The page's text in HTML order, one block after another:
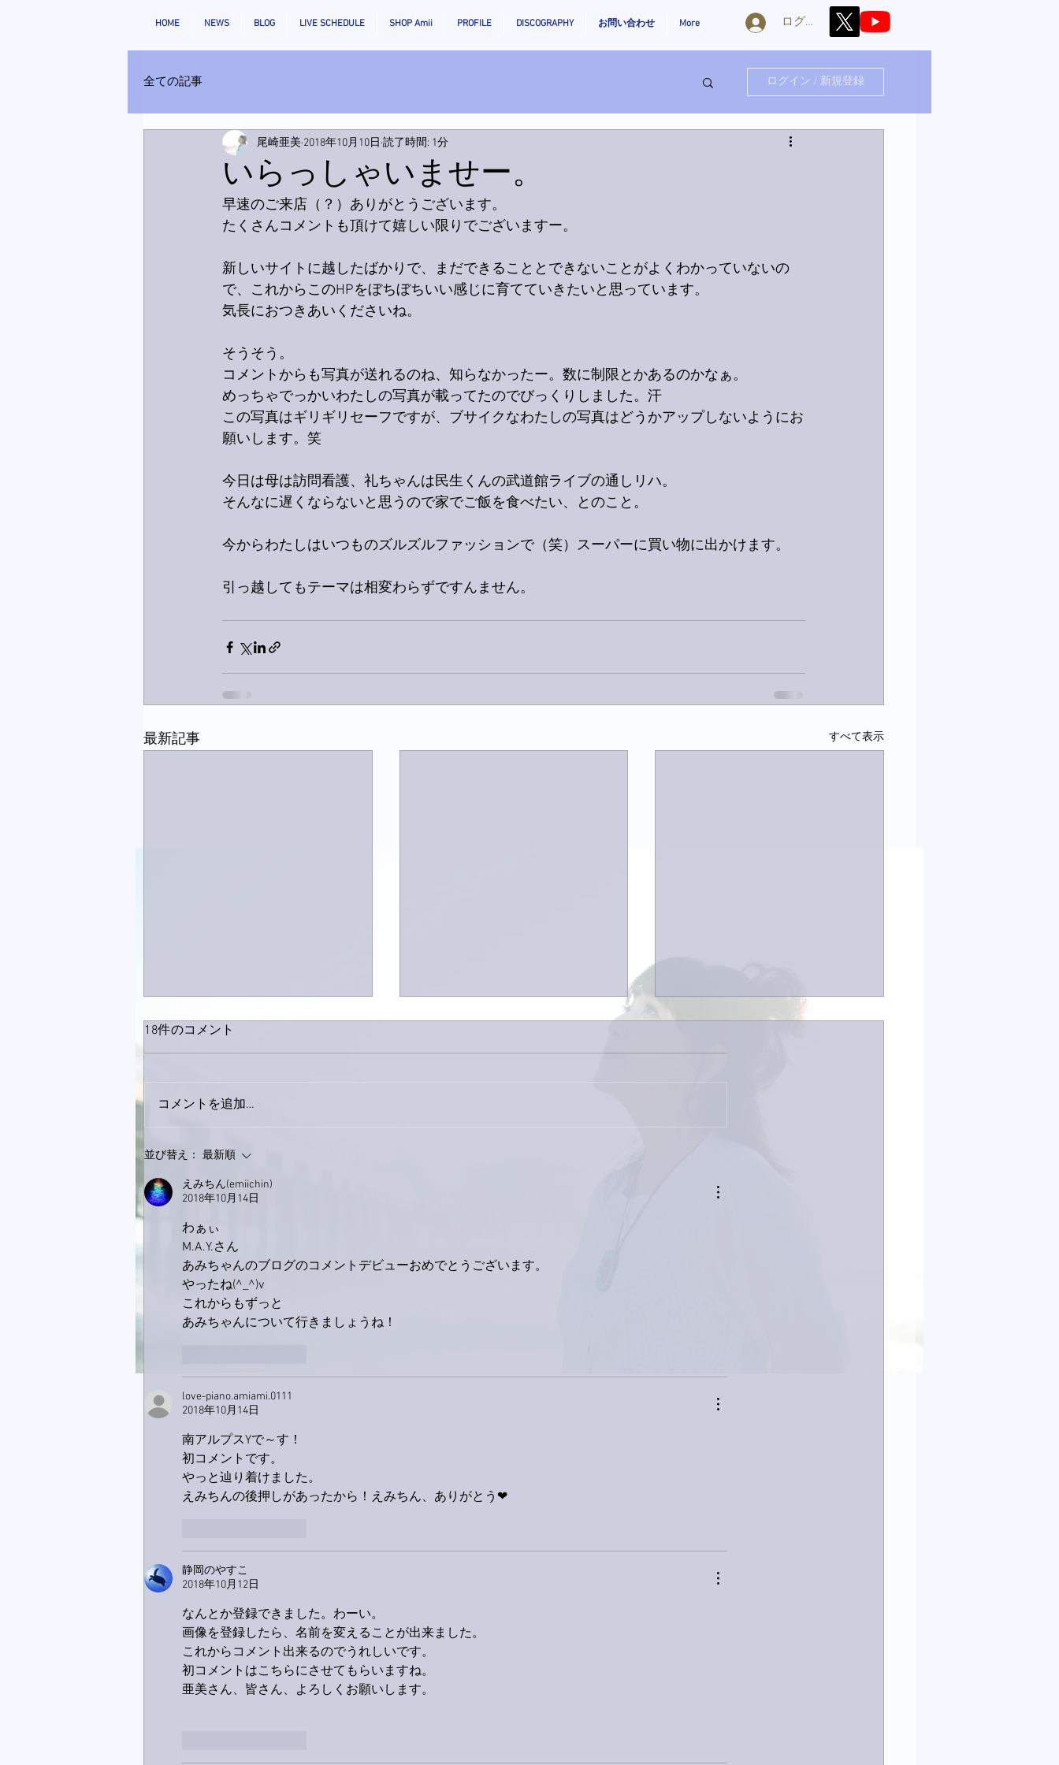
HOME NEWS BLOG LIVE SCHEDULE SHOP Amii PROFILE DISCOGRAPHY お問い合わせ More ログイン
全ての記事 ログイン / 新規登録
いらっしゃいませー。
尾崎亜美 2018年10月10日 読了時間: 1分
早速のご来店（？）ありがとうございます。
たくさんコメントも頂けて嬉しい限りでございますー。
新しいサイトに越したばかりで、まだできることとできないことがよくわかっていないの
で、これからこのHPをぼちぼちいい感じに育てていきたいと思っています。
気長におつきあいくださいね。
そうそう。
コメントからも写真が送れるのね、知らなかったー。数に制限とかあるのかなぁ。
めっちゃでっかいわたしの写真が載ってたのでびっくりしました。汗
この写真はギリギリセーフですが、ブサイクなわたしの写真はどうかアップしないようにお
願いします。笑
今日は母は訪問看護、礼ちゃんは民生くんの武道館ライブの通しリハ。
そんなに遅くならないと思うので家でご飯を食べたい、とのこと。
今からわたしはいつものズルズルファッションで（笑）スーパーに買い物に出かけます。
引っ越してもテーマは相変わらずですんません。
最新記事 すべて表示
9月23日「amiism」リリー
18件のコメント
コメントを追加…
並び替え： 最新順
えみちん(emiichin)
2018年10月14日
わぁぃ
M.A.Y.さん
あみちゃんのブログのコメントデビューおめでとうございます。
やったね(^_^)v
これからもずっと
あみちゃんについて行きましょうね！
love-piano.amiami.0111
2018年10月14日
南アルプスYで～す！
初コメントです。
やっと辿り着けました。
えみちんの後押しがあったから！えみちん、ありがとう❤
静岡のやすこ
2018年10月12日
なんとか登録できました。わーい。
画像を登録したら、名前を変えることが出来ました。
これからコメント出来るのでうれしいです。
初コメントはこちらにさせてもらいますね。
亜美さん、皆さん、よろしくお願いします。